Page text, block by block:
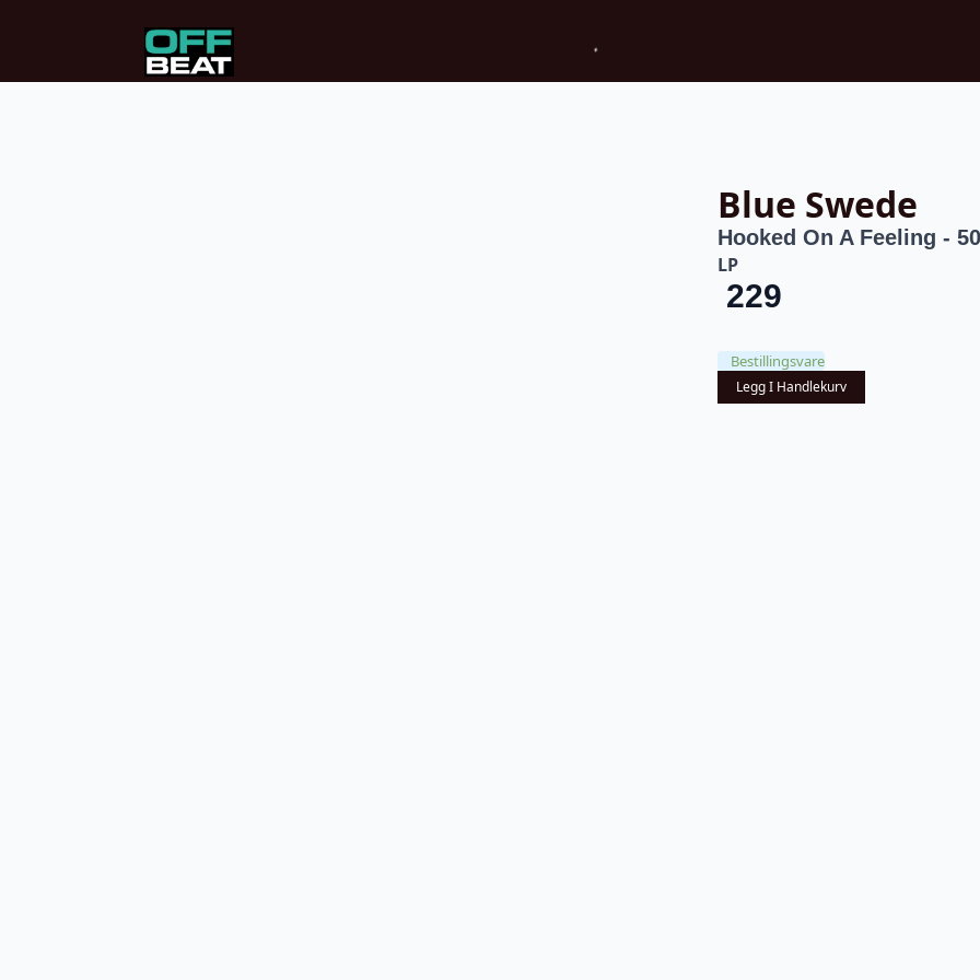
Blue Swede
Hooked On A Feeling -
LP
229
Bestillingsvare
Legg I Handlekurv